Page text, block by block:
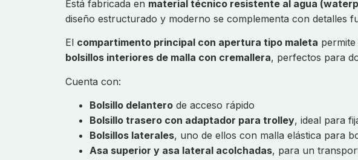
Está fabricada en material técnico resistente al agua
diseño estructurado y moderno se complementa con detalles
El compartimento principal con apertura tipo maleta
bolsillos interiores de malla con cremallera, perfectos para
Cuenta con:
Bolsillo delanterode acceso rápido
Bolsillo trasero con adaptador para trolley, ideal para
Bolsillos laterales, uno de ellos con malla elástica para
Asa superior y asa lateral acolchadas, para un